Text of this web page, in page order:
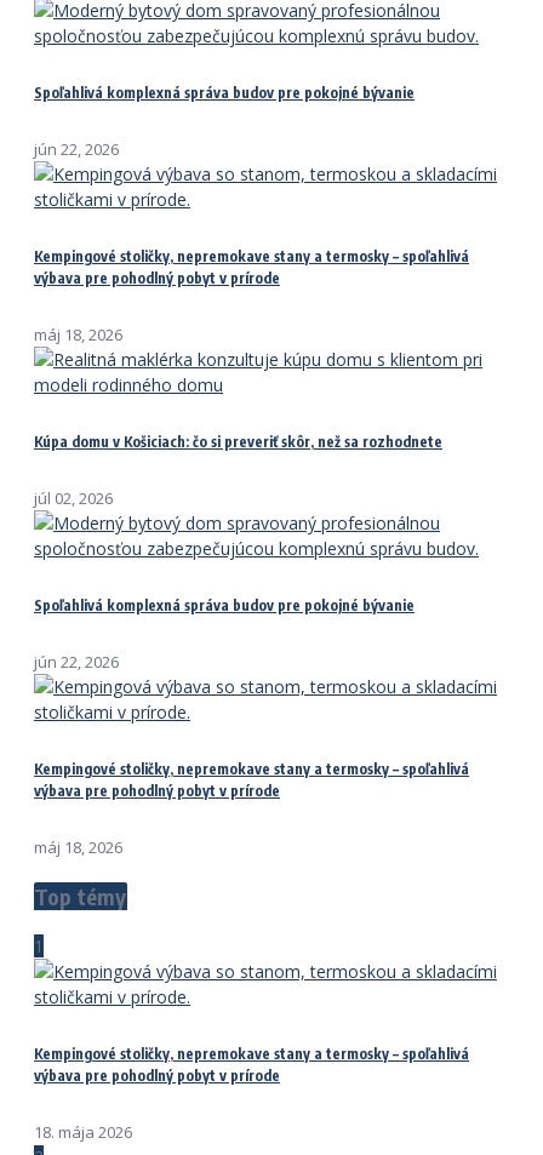
Spoľahlivá komplexná správa budov pre pokojné bývanie
jún 22, 2026
Kempingové stoličky, nepremokave stany a termosky – spoľahlivá
výbava pre pohodlný pobyt v prírode
máj 18, 2026
Kúpa domu v Košiciach: čo si preveriť skôr, než sa rozhodnete
júl 02, 2026
Spoľahlivá komplexná správa budov pre pokojné bývanie
jún 22, 2026
Kempingové stoličky, nepremokave stany a termosky – spoľahlivá
výbava pre pohodlný pobyt v prírode
máj 18, 2026
Top témy
1
Kempingové stoličky, nepremokave stany a termosky – spoľahlivá
výbava pre pohodlný pobyt v prírode
18. mája 2026